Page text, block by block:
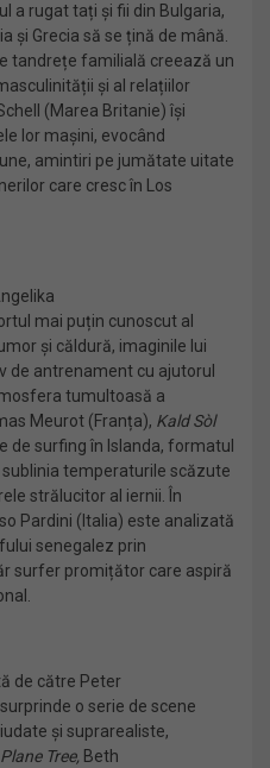
a rugat tați și fii din Bulgaria,
și Grecia să se țină de mână.
tandrețe familială creează un
și al relațiilor
(Marea Britanie) își
lor mașini, evocând
amintiri pe jumătate uitate
care cresc în Los
mai puțin cunoscut al
și căldură, imaginile lui
de antrenament cu ajutorul
tumultoasă a
Meurot (Franța), Kald Sòl
de surfing în Islanda, formatul
temperaturile scăzute
strălucitor al iernii. În
Pardini (Italia) este analizată
senegalez prin
surfer promițător care aspiră
de către Peter
o serie de scene
și suprarealiste,
Tree, Beth